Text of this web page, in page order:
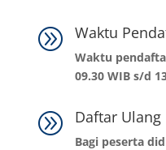
A Waktu
Waktu
09.30 WIB s/d
A Daftar Ulang
Bagi peserta